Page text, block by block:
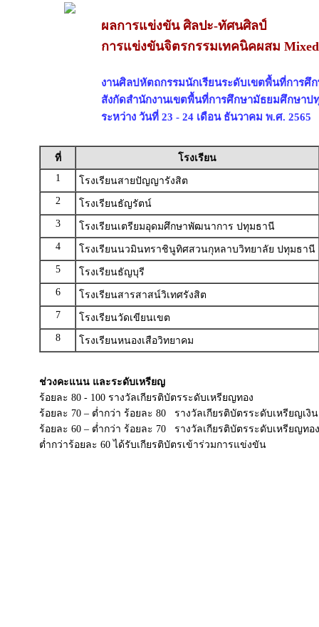
ผลการแข่งขัน ศิลปะ-ทัศนศิลป์
การแข่งขันจิตรกรรมเทคนิคผสม
งานศิลปหัตถกรรมนักเรียนระดับเขตพื้นที่การศึ
สังกัดสำนักงานเขตพื้นที่การศึกษามัธยมศึกษาป
ระหว่าง วันที่ 23 - 24 เดือน ธันวาคม พ.ศ. 2565
ที่
โรงเรียน
1
โรงเรียนสายปัญญารังสิต
2
โรงเรียนธัญรัตน์
3
โรงเรียนเตรียมอุดมศึกษาพัฒนาการ ปทุมธานี
4
โรงเรียนนวมินทราชินูทิศสวนกุหลาบวิทยาลัย ปทุมธานี
5
โรงเรียนธัญบุรี
6
โรงเรียนสารสาสน์วิเทศรังสิต
7
โรงเรียนวัดเขียนเขต
8
โรงเรียนหนองเสือวิทยาคม
ช่วงคะแนน และระดับเหรียญ
ร้อยละ 80 - 100 รางวัลเกียรติบัตรระดับเหรียญทอง
ร้อยละ 70 – ต่ำกว่า ร้อยละ 80 รางวัลเกียรติบัตรระดับเหรียญเงิน
ร้อยละ 60 – ต่ำกว่า ร้อยละ 70 รางวัลเกียรติบัตรระดับเหรียญทอ
ต่ำกว่าร้อยละ 60 ได้รับเกียรติบัตรเข้าร่วมการแข่งขัน